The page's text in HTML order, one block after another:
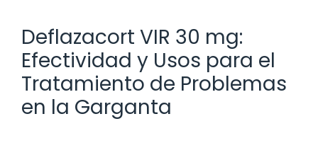
Deflazacort VIR 30 mg:
Efectividad y Usos para el
Tratamiento de Problemas
en la Garganta